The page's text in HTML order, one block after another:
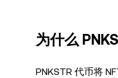
为什么
PNKSTR 代币将